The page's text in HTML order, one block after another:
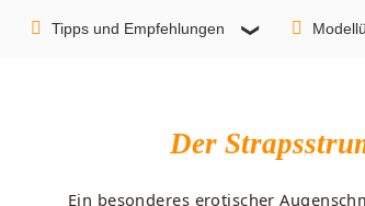
Tipps und Empfehlungen
Der
Ein besonderes erotischer